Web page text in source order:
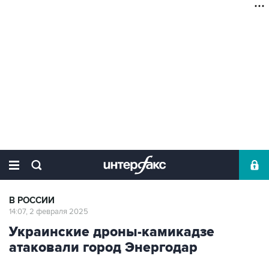
В РОССИИ
14:07, 2 февраля 2025
Украинские дроны-камикадзе
атаковали город Энергодар